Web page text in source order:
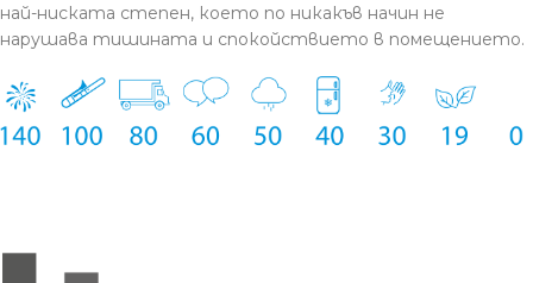
най-ниската степен, което по никакъв начин не
нарушава тишината и спокойствието в помещението.